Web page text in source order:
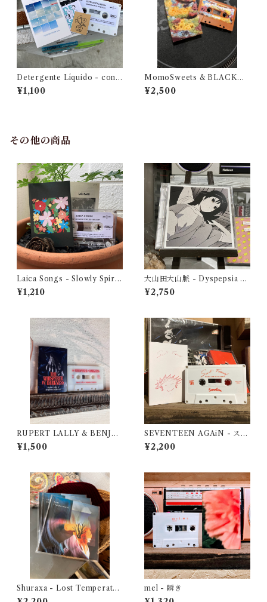
Detergente Líquido - cont
umacia en primavera
¥1,100
MomoSweets & BLACKM
UFFIN LOVERS (SIDE M&
N) Selected & Mixed by DJ
¥2,500
その他の商品
Laica Songs - Slowly Spiral
ing Towards the Light
¥1,210
大山田大山脈 - Dyspepsia O
riginal Sound Track（CD）
¥2,750
RUPERT LALLY & BENJA
MIN SCHABRUN - THE
WHISPERER IN DARKNES
¥1,500
SEVENTEEN AGAiN - スズ
キフォーエバー
¥2,200
Shuraxa - Lost Temperatur
e（CD）
mel - 瞬き